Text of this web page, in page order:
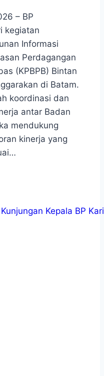
– BP
kegiatan
Informasi
Perdagangan
(KPBPB) Bintan
di Batam.
koordinasi dan
antar Badan
mendukung
kinerja yang